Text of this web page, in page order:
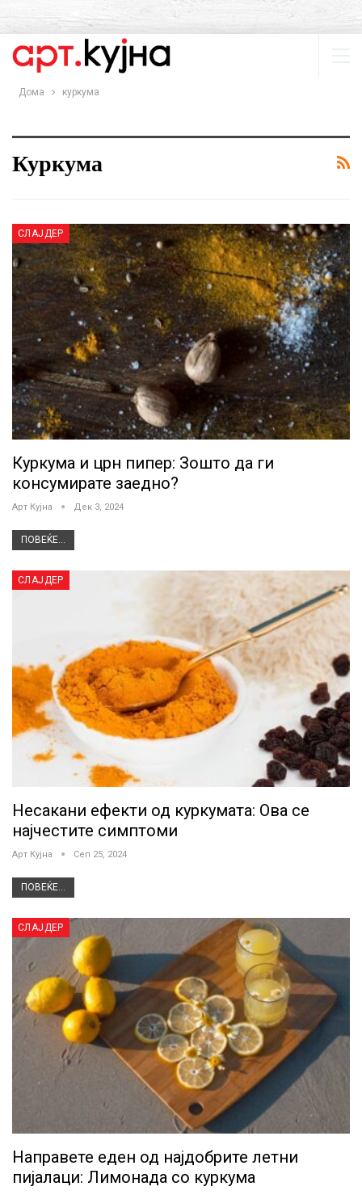
Дома куркума
Куркума
СЛАЈДЕР
Куркума и црн пипер: Зошто да ги
консумирате заедно?
Арт Кујна Дек 3, 2024
ПОВЕЌЕ...
СЛАЈДЕР
Несакани ефекти од куркумата: Ова се
најчестите симптоми
Арт Кујна Сеп 25, 2024
ПОВЕЌЕ...
СЛАЈДЕР
Направете еден од најдобрите летни
пијалaци: Лимонада со куркума